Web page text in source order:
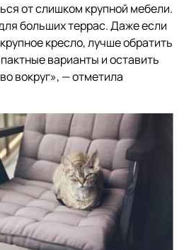
от слишком крупной мебели.
больших террас. Даже если
кресло, лучше обратить
варианты и оставить
вокруг», — отметила